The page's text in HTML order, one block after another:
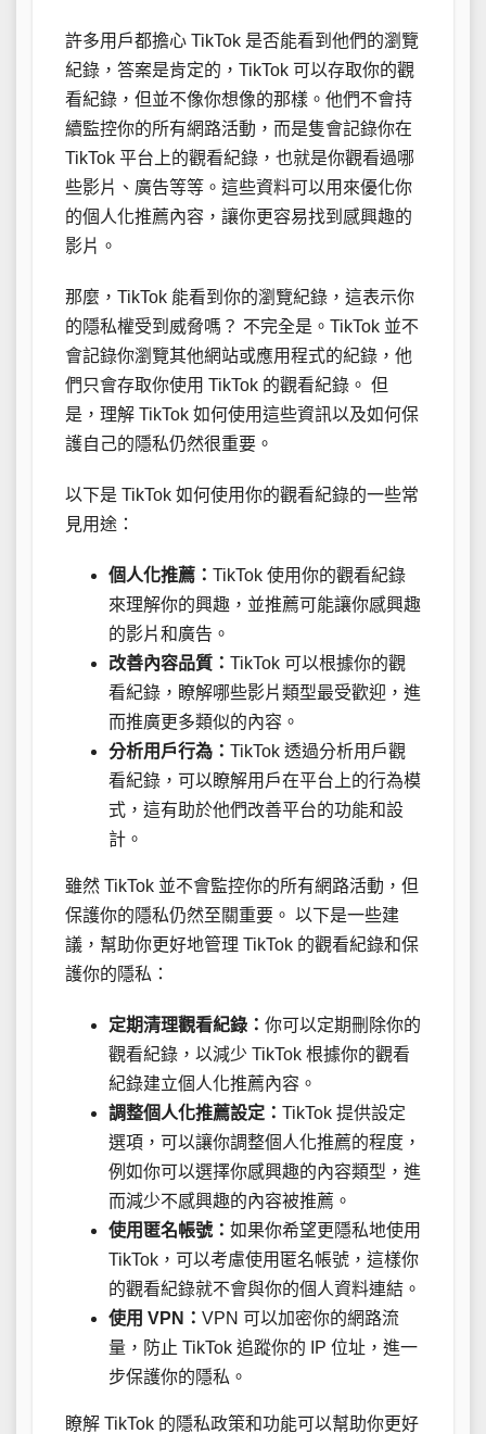
許多用戶都擔心 TikTok 是否能看到他們的瀏覽
紀錄，答案是肯定的，TikTok 可以存取你的觀
看紀錄，但並不像你想像的那樣。他們不會持
續監控你的所有網路活動，而是隻會記錄你在
TikTok 平台上的觀看紀錄，也就是你觀看過哪
些影片、廣告等等。這些資料可以用來優化你
的個人化推薦內容，讓你更容易找到感興趣的
影片。
那麼，TikTok 能看到你的瀏覽紀錄，這表示你
的隱私權受到威脅嗎？ 不完全是。TikTok 並不
會記錄你瀏覽其他網站或應用程式的紀錄，他
們只會存取你使用 TikTok 的觀看紀錄。 但
是，理解 TikTok 如何使用這些資訊以及如何保
護自己的隱私仍然很重要。
以下是 TikTok 如何使用你的觀看紀錄的一些常
見用途：
個人化推薦： TikTok 使用你的觀看紀錄
來理解你的興趣，並推薦可能讓你感興趣
的影片和廣告。
改善內容品質： TikTok 可以根據你的觀
看紀錄，瞭解哪些影片類型最受歡迎，進
而推廣更多類似的內容。
分析用戶行為： TikTok 透過分析用戶觀
看紀錄，可以瞭解用戶在平台上的行為模
式，這有助於他們改善平台的功能和設
計。
雖然 TikTok 並不會監控你的所有網路活動，但
保護你的隱私仍然至關重要。 以下是一些建
議，幫助你更好地管理 TikTok 的觀看紀錄和保
護你的隱私：
定期清理觀看紀錄： 你可以定期刪除你的
觀看紀錄，以減少 TikTok 根據你的觀看
紀錄建立個人化推薦內容。
調整個人化推薦設定： TikTok 提供設定
選項，可以讓你調整個人化推薦的程度，
例如你可以選擇你感興趣的內容類型，進
而減少不感興趣的內容被推薦。
使用匿名帳號： 如果你希望更隱私地使用
TikTok，可以考慮使用匿名帳號，這樣你
的觀看紀錄就不會與你的個人資料連結。
使用 VPN： VPN 可以加密你的網路流
量，防止 TikTok 追蹤你的 IP 位址，進一
步保護你的隱私。
瞭解 TikTok 的隱私政策和功能可以幫助你更好